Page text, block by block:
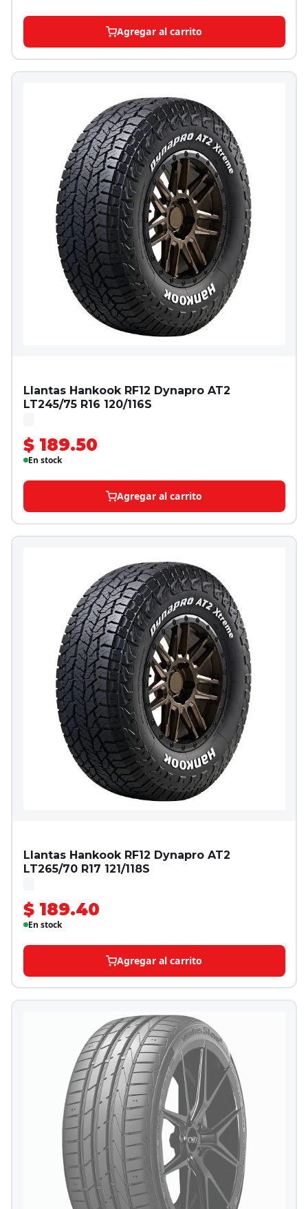
Agregar al carrito
Llantas Hankook RF12 Dynapro AT2
LT245/75 R16 120/116S
$ 189.50
En stock
Agregar al carrito
Llantas Hankook RF12 Dynapro AT2
LT265/70 R17 121/118S
$ 189.40
En stock
Agregar al carrito